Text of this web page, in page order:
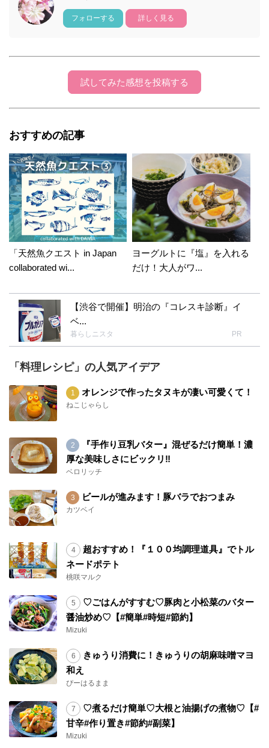
フォローする 詳しく見る
試してみた感想を投稿する
おすすめの記事
「天然魚クエスト in Japan
collaborated wi...
ヨーグルトに『塩』を入れる
だけ！大人がワ...
【渋谷で開催】明治の『コレスキ診断』イ
ベ...
暮らしニスタ PR
「料理レシピ」の人気アイデア
オレンジで作ったタヌキが凄い可愛くて！
ねこじゃらし
『手作り豆乳バター』混ぜるだけ簡単！濃
厚な美味しさにビックリ‼︎
ベロリッチ
ビールが進みます！豚バラでおつまみ
カツベイ
超おすすめ！『１００均調理道具』でトル
ネードポテト
桃咲マルク
♡ごはんがすすむ♡豚肉と小松菜のバター
醤油炒め♡【#簡単#時短#節約】
Mizuki
きゅうり消費に！きゅうりの胡麻味噌マヨ
和え
ぴーはるまま
♡煮るだけ簡単♡大根と油揚げの煮物♡【#
甘辛#作り置き#節約#副菜】
Mizuki